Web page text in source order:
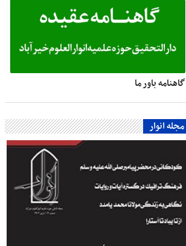
گاهنامه باور ما
مجله انوار